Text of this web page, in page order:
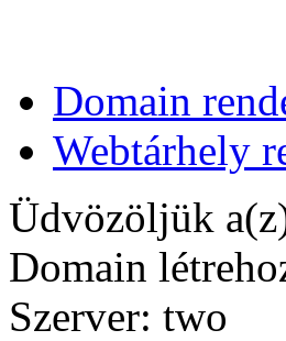
Domain
Webtárhely
Üdvözöljük
Domain
Szerver: two